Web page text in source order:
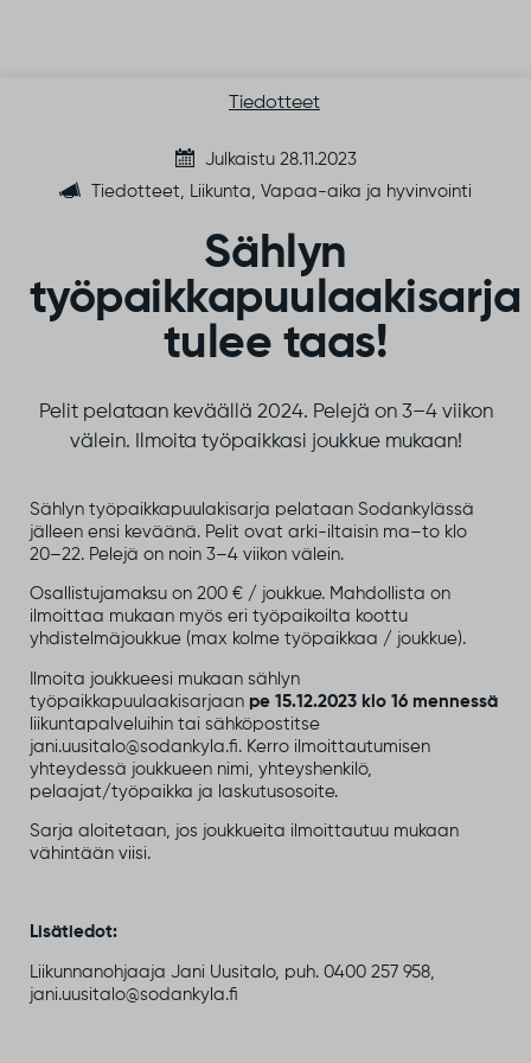
Tiedotteet
Julkaistu 28.11.2023
Tiedotteet, Liikunta, Vapaa-aika ja hyvinvointi
Sählyn
työpaikkapuulaakisarja
tulee taas!
Pelit pelataan keväällä 2024. Pelejä on 3–4 viikon
välein. Ilmoita työpaikkasi joukkue mukaan!
Sählyn työpaikkapuulakisarja pelataan Sodankylässä
jälleen ensi keväänä. Pelit ovat arki-iltaisin ma–to klo
20–22. Pelejä on noin 3–4 viikon välein.
Osallistujamaksu on 200 € / joukkue. Mahdollista on
ilmoittaa mukaan myös eri työpaikoilta koottu
yhdistelmäjoukkue (max kolme työpaikkaa / joukkue).
Ilmoita joukkueesi mukaan sählyn
työpaikkapuulaakisarjaan pe 15.12.2023 klo 16 mennessä
liikuntapalveluihin tai sähköpostitse
jani.uusitalo@sodankyla.fi. Kerro ilmoittautumisen
yhteydessä joukkueen nimi, yhteyshenkilö,
pelaajat/työpaikka ja laskutusosoite.
Sarja aloitetaan, jos joukkueita ilmoittautuu mukaan
vähintään viisi.
Lisätiedot:
Liikunnanohjaaja Jani Uusitalo, puh. 0400 257 958,
jani.uusitalo@sodankyla.fi